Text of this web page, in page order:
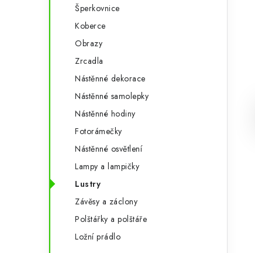
Šperkovnice
Koberce
Obrazy
Zrcadla
Nástěnné dekorace
Nástěnné samolepky
Nástěnné hodiny
Fotorámečky
Nástěnné osvětlení
Lampy a lampičky
Lustry
Závěsy a záclony
Polštářky a polštáře
Ložní prádlo